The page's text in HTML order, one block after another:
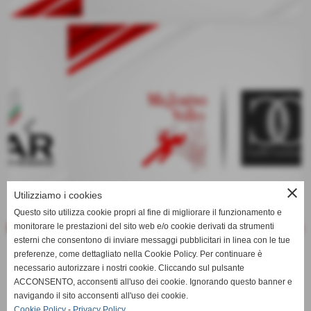
keyboard_arrow_left keyboard_arrow_right
close
Utilizziamo i cookies
Questo sito utilizza cookie propri al fine di migliorare il funzionamento e
monitorare le prestazioni del sito web e/o cookie derivati da strumenti
esterni che consentono di inviare messaggi pubblicitari in linea con le tue
preferenze, come dettagliato nella Cookie Policy. Per continuare è
necessario autorizzare i nostri cookie. Cliccando sul pulsante
ACCONSENTO, acconsenti all'uso dei cookie. Ignorando questo banner e
navigando il sito acconsenti all'uso dei cookie.